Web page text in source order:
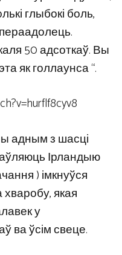
глыбокі боль,
50 адсоткаў. Вы
як голлаунса “.
адным з шасці
Ірландыю
) імкнуўся
якая
у
ва ўсім свеце.